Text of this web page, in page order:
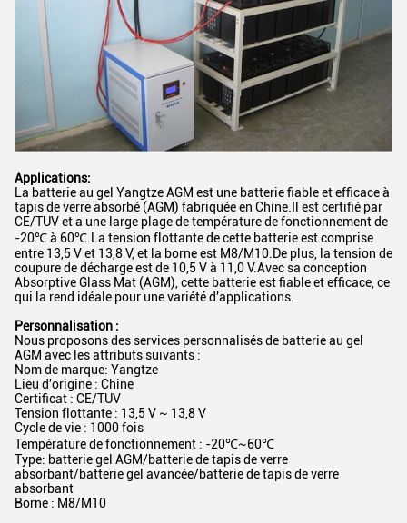
Applications:
La batterie au gel Yangtze AGM est une batterie fiable et efficace à
tapis de verre absorbé (AGM) fabriquée en Chine.Il est certifié par
CE/TUV et a une large plage de température de fonctionnement de
-20℃ à 60℃.La tension flottante de cette batterie est comprise
entre 13,5 V et 13,8 V, et la borne est M8/M10.De plus, la tension de
coupure de décharge est de 10,5 V à 11,0 V.Avec sa conception
Absorptive Glass Mat (AGM), cette batterie est fiable et efficace, ce
qui la rend idéale pour une variété d'applications.
Personnalisation :
Nous proposons des services personnalisés de batterie au gel
AGM avec les attributs suivants :
Nom de marque: Yangtze
Lieu d'origine : Chine
Certificat : CE/TUV
Tension flottante : 13,5 V ~ 13,8 V
Cycle de vie : 1000 fois
Température de fonctionnement : -20℃~60℃
Type: batterie gel AGM/batterie de tapis de verre
absorbant/batterie gel avancée/batterie de tapis de verre
absorbant
Borne : M8/M10